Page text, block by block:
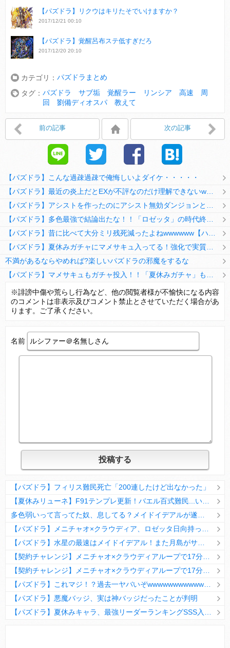
【パズドラ】リクウはキリたそでいけますか？
2017/12/21 00:10
【パズドラ】覚醒呂布ステ低すぎだろ
2017/12/20 20:10
カテゴリ： パズドラまとめ
タグ： パズドラ サブ垢 覚醒ラー リンシア 高速 周
回 劉備ディオスパ 教えて
前の記事 次の記事
【パズドラ】こんな過疎過疎で俺悔しいよダイケ・・・・・
不満があるならやめれば?楽しいパズドラの邪魔をするな
【パズドラ】TB・HEARTSの6人は全員分岐進化とアシスト2種あり！HEARTSエンジェルの進化いいな
変な所でセーブして詰んだゲーム、貴方にはありますか？
Powered by livedoor 相互RSS
※誹謗中傷や荒らし行為など、他の閲覧者様が不愉快になる内容
のコメントは非表示及びコメント禁止とさせていただく場合があ
ります。ご了承ください。
名前
【パズドラ】フィリス難民死亡「200連したけど出なかった」
【パズドラ】悪魔バッジ、実は神バッジだったことが判明